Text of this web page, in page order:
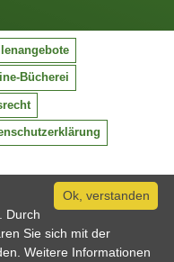
Bücherei
Ok, verstanden
Durch
Sie sich mit der
Weitere Informationen